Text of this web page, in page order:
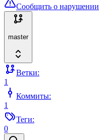
Сообщить о нарушении
master
Ветки:
1
Коммиты:
1
Теги:
0